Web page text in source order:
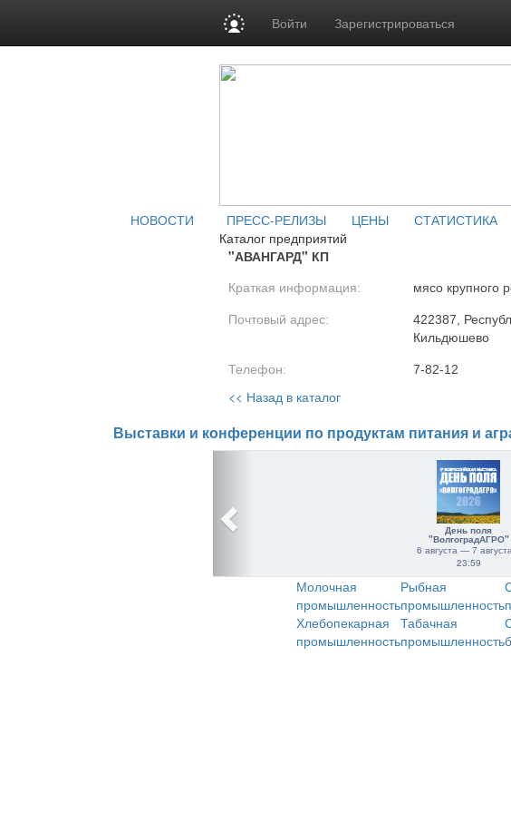
Войти Зарегистрироваться
НОВОСТИ ПРЕСС-РЕЛИЗЫ ЦЕНЫ СТАТИСТИКА
Каталог предприятий
"АВАНГАРД" КП
Краткая информация: мясо крупного
Почтовый адрес:
422387,
Кильдюшево
Телефон: 7-82-12
<< Назад в каталог
Выставки и конференции по продуктам питания и
День поля
"ВолгоградАГРО"
6 августа — 7
23:59
Молочная
промышленность
Рыбная
промышленность
Хлебопекарная
промышленность
Табачная
промышленность